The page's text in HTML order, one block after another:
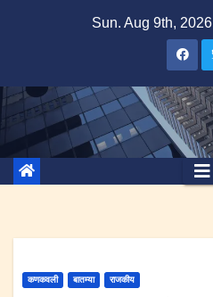
Sun. Aug 9th, 2026
कणकवली बातम्या राजकीय